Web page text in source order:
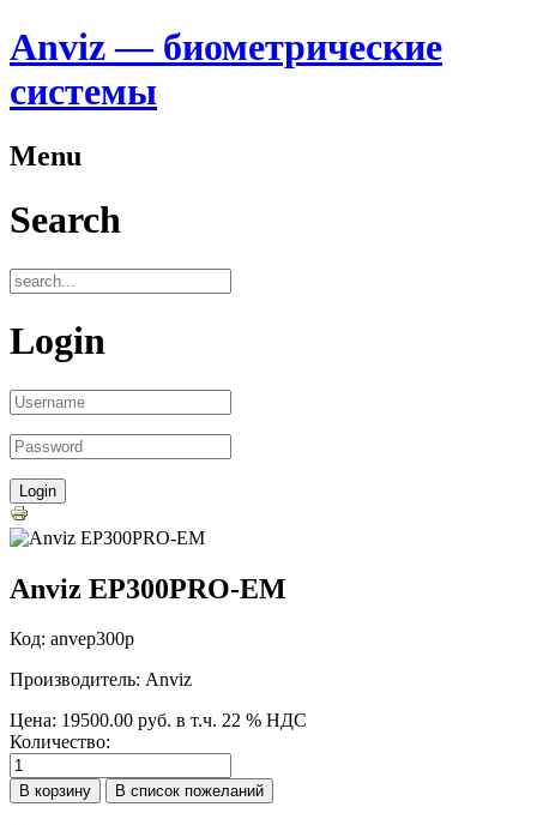
Anviz — биометрические
системы
Menu
Search
Login
Anviz EP300PRO-EM
Код: anvep300p
Производитель: Anviz
Цена: 19500.00 руб. в т.ч. 22 % НДС
Количество: